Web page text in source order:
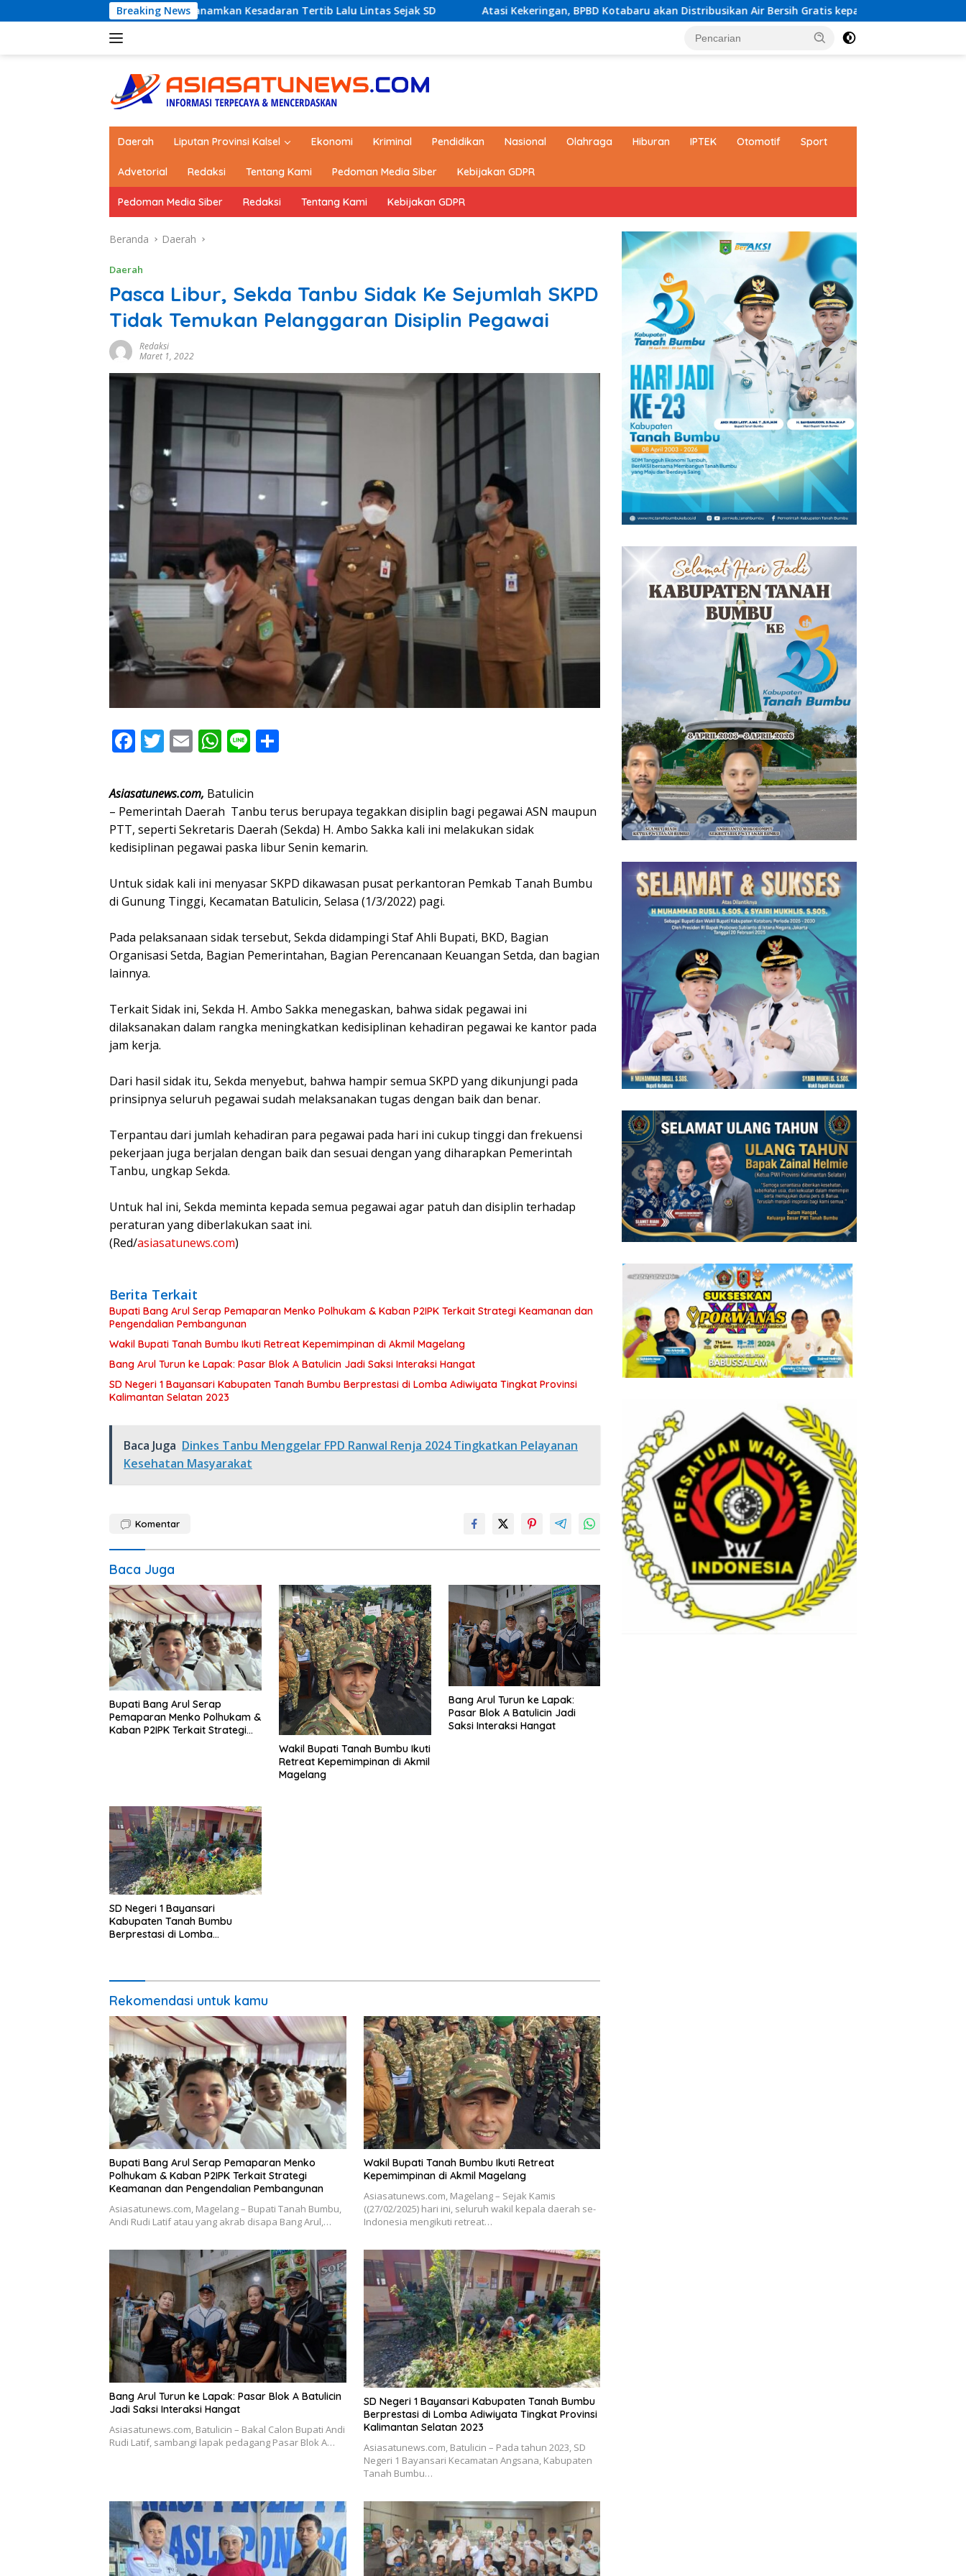
ke
Breaking News
Kotabaru Tanamkan Kesadaran Tertib Lalu Lintas Sejak SD Atasi Kekeringan, BPBD Kotabaru akan Distribusikan Air Bersih Gratis kepada Masyarakat Paduan Suara TP
Daerah Liputan Provinsi Kalsel Ekonomi Kriminal Pendidikan Nasional Olahraga Hiburan IPTEK Otomotif Sport
Advetorial Redaksi Tentang Kami Pedoman Media Siber Kebijakan GDPR
Pedoman Media Siber Redaksi Tentang Kami Kebijakan GDPR
Beranda Daerah
Daerah
Pasca Libur, Sekda Tanbu Sidak Ke Sejumlah SKPD
Tidak Temukan Pelanggaran Disiplin Pegawai
Redaksi
Maret 1, 2022
F
ac
e
b
o
o
k
T
w
itt
er
E
m
ai
l
W
h
at
s
A
p
p
Li
n
e
e
Asiasatunews.com, Batulicin
– Pemerintah Daerah Tanbu terus berupaya tegakkan disiplin bagi pegawai ASN maupun
PTT, seperti Sekretaris Daerah (Sekda) H. Ambo Sakka kali ini melakukan sidak
kedisiplinan pegawai paska libur Senin kemarin.
Untuk sidak kali ini menyasar SKPD dikawasan pusat perkantoran Pemkab Tanah Bumbu
di Gunung Tinggi, Kecamatan Batulicin, Selasa (1/3/2022) pagi.
Pada pelaksanaan sidak tersebut, Sekda didampingi Staf Ahli Bupati, BKD, Bagian
Organisasi Setda, Bagian Pemerintahan, Bagian Perencanaan Keuangan Setda, dan bagian
lainnya.
Terkait Sidak ini, Sekda H. Ambo Sakka menegaskan, bahwa sidak pegawai ini
dilaksanakan dalam rangka meningkatkan kedisiplinan kehadiran pegawai ke kantor pada
jam kerja.
Dari hasil sidak itu, Sekda menyebut, bahwa hampir semua SKPD yang dikunjungi pada
prinsipnya seluruh pegawai sudah melaksanakan tugas dengan baik dan benar.
Terpantau dari jumlah kehadiran para pegawai pada hari ini cukup tinggi dan frekuensi
pekerjaan juga berjalan dengan baik dan sesuai dengan yang diharapkan Pemerintah
Tanbu, ungkap Sekda.
Untuk hal ini, Sekda meminta kepada semua pegawai agar patuh dan disiplin terhadap
peraturan yang diberlakukan saat ini.
(Red/asiasatunews.com)
Berita Terkait
Bupati Bang Arul Serap Pemaparan Menko Polhukam & Kaban P2IPK Terkait Strategi Keamanan dan
Pengendalian Pembangunan
Wakil Bupati Tanah Bumbu Ikuti Retreat Kepemimpinan di Akmil Magelang
Bang Arul Turun ke Lapak: Pasar Blok A Batulicin Jadi Saksi Interaksi Hangat
SD Negeri 1 Bayansari Kabupaten Tanah Bumbu Berprestasi di Lomba Adiwiyata Tingkat Provinsi
Kalimantan Selatan 2023
Baca Juga Dinkes Tanbu Menggelar FPD Ranwal Renja 2024 Tingkatkan Pelayanan
Kesehatan Masyarakat
Komentar
Baca Juga
Bupati Bang Arul Serap
Pemaparan Menko Polhukam &
Kaban P2IPK Terkait Strategi
Wakil Bupati Tanah Bumbu Ikuti
Retreat Kepemimpinan di Akmil
Magelang
Bang Arul Turun ke Lapak:
Pasar Blok A Batulicin Jadi
Saksi Interaksi Hangat
SD Negeri 1 Bayansari
Kabupaten Tanah Bumbu
Berprestasi di Lomba
Rekomendasi untuk kamu
Bupati Bang Arul Serap Pemaparan Menko
Polhukam & Kaban P2IPK Terkait Strategi
Keamanan dan Pengendalian Pembangunan
Asiasatunews.com, Magelang – Bupati Tanah Bumbu,
Andi Rudi Latif atau yang akrab disapa Bang Arul,…
Wakil Bupati Tanah Bumbu Ikuti Retreat
Kepemimpinan di Akmil Magelang
Asiasatunews.com, Magelang – Sejak Kamis
((27/02/2025) hari ini, seluruh wakil kepala daerah se-
Indonesia mengikuti retreat…
Bang Arul Turun ke Lapak: Pasar Blok A Batulicin
Jadi Saksi Interaksi Hangat
Asiasatunews.com, Batulicin – Bakal Calon Bupati Andi
Rudi Latif, sambangi lapak pedagang Pasar Blok A…
SD Negeri 1 Bayansari Kabupaten Tanah Bumbu
Berprestasi di Lomba Adiwiyata Tingkat Provinsi
Kalimantan Selatan 2023
Asiasatunews.com, Batulicin – Pada tahun 2023, SD
Negeri 1 Bayansari Kecamatan Angsana, Kabupaten
Tanah Bumbu…